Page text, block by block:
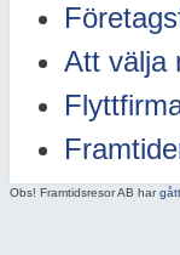
Att välja
Obs! Framtidsresor AB har